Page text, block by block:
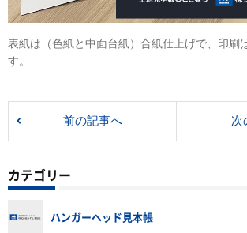
表紙は（色紙と中面台紙）合紙仕上げで、印刷
す。
前の記事へ 次
カテゴリー
ハンガーヘッド見本帳